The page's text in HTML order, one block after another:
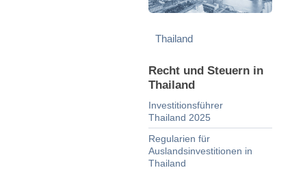
Recht und Steuern in
Thailand
Investitionsführer
Thailand 2025
Regularien für
Auslandsinvestitionen in
Thailand